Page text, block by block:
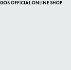
OFFICIAL ONLINE SHOP